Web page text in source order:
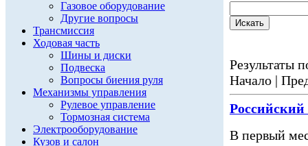
Газовое оборудование
Другие вопросы
Трансмиссия
Ходовая часть
Шины и диски
Подвеска
Вопросы биения руля
Механизмы управления
Рулевое управление
Тормозная система
Электрооборудование
Кузов и салон
Результаты
Начало |
В первый